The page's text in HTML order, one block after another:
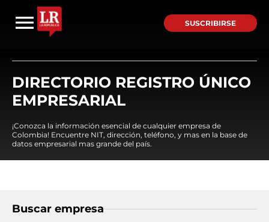
SUSCRIBIRSE
DIRECTORIO REGISTRO ÚNICO
EMPRESARIAL
¡Conozca la información esencial de cualquier empresa de
Colombia! Encuentre NIT, dirección, teléfono, y mas en la base de
datos empresarial mas grande del país.
Buscar empresa